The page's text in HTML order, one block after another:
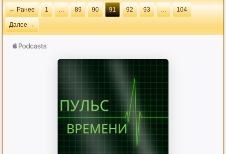
← Ранее
1 … 89 90 91 92 93 … 104
Далее →